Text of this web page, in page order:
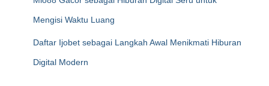
Mengisi Waktu Luang
Daftar Ijobet sebagai Langkah Awal Menikmati Hiburan
Digital Modern